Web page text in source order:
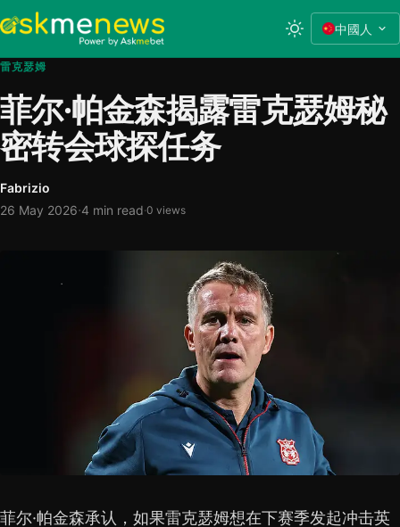
中國人
雷克瑟姆
菲尔·帕金森揭露雷克瑟姆秘
密转会球探任务
Fabrizio
26 May 2026·4 min read·0 views
菲尔·帕金森承认，如果雷克瑟姆想在下赛季发起冲击英